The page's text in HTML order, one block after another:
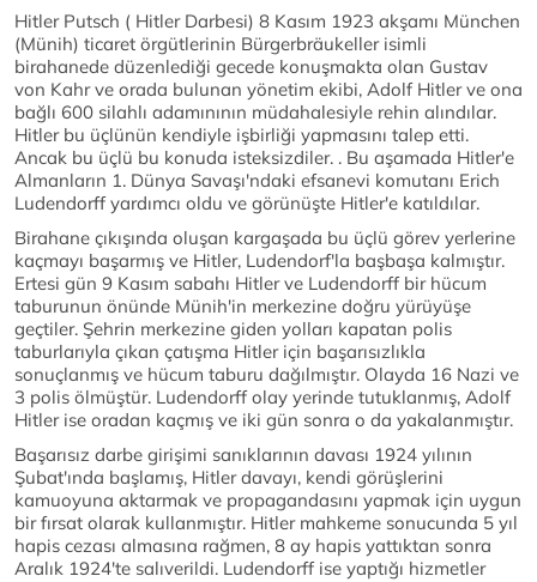
Hitler Putsch ( Hitler Darbesi) 8 Kasım 1923 akşamı München
(Münih) ticaret örgütlerinin Bürgerbräukeller isimli
birahanede düzenlediği gecede konuşmakta olan Gustav
von Kahr ve orada bulunan yönetim ekibi, Adolf Hitler ve ona
bağlı 600 silahlı adamınının müdahalesiyle rehin alındılar.
Hitler bu üçlünün kendiyle işbirliği yapmasını talep etti.
Ancak bu üçlü bu konuda isteksizdiler. . Bu aşamada Hitler'e
Almanların 1. Dünya Savaşı'ndaki efsanevi komutanı Erich
Ludendorff yardımcı oldu ve görünüşte Hitler'e katıldılar.
Birahane çıkışında oluşan kargaşada bu üçlü görev yerlerine
kaçmayı başarmış ve Hitler, Ludendorf'la başbaşa kalmıştır.
Ertesi gün 9 Kasım sabahı Hitler ve Ludendorff bir hücum
taburunun önünde Münih'in merkezine doğru yürüyüşe
geçtiler. Şehrin merkezine giden yolları kapatan polis
taburlarıyla çıkan çatışma Hitler için başarısızlıkla
sonuçlanmış ve hücum taburu dağılmıştır. Olayda 16 Nazi ve
3 polis ölmüştür. Ludendorff olay yerinde tutuklanmış, Adolf
Hitler ise oradan kaçmış ve iki gün sonra o da yakalanmıştır.
Başarısız darbe girişimi sanıklarının davası 1924 yılının
Şubat'ında başlamış, Hitler davayı, kendi görüşlerini
kamuoyuna aktarmak ve propagandasını yapmak için uygun
bir fırsat olarak kullanmıştır. Hitler mahkeme sonucunda 5 yıl
hapis cezası almasına rağmen, 8 ay hapis yattıktan sonra
Aralık 1924'te salıverildi. Ludendorff ise yaptığı hizmetler